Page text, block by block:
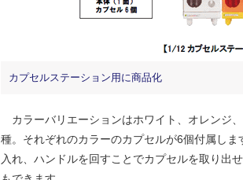
カプセルステーション用に商品化
カラーバリエーションはホワイト、オレンジ
種。それぞれのカラーのカプセルが6個付属し
入れ、ハンドルを回すことでカプセルを取り出